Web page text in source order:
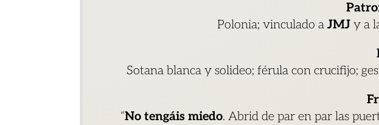
Polonia; vinculado a JMJ y a
Sotana blanca y solideo; férula con crucifijo;
“No tengáis miedo. Abrid de par en par las